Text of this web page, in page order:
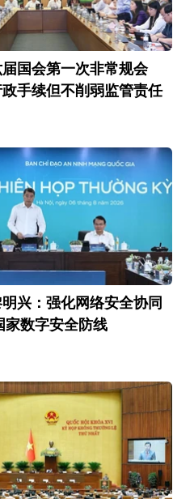
国会第一次非常规会
手续但不削弱监管责任
兴：强化网络安全协同
家数字安全防线